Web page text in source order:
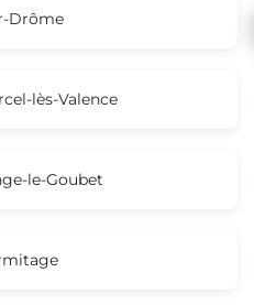
Drôme
lès-Valence
le-Goubet